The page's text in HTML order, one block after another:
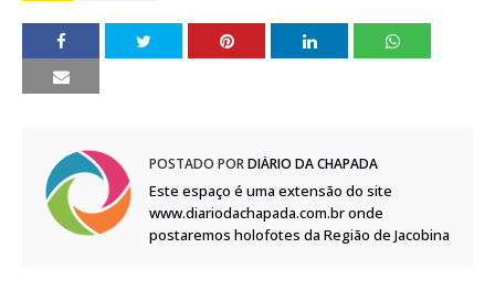
POSTADO PORDIÁRIO DA CHAPADA
Este espaço é uma extensão do site
www.diariodachapada.com.br onde
postaremos holofotes da Região de Jacobina